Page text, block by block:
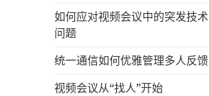
如何应对视频会议中的突发技术
问题
统一通信如何优雅管理多人反馈
视频会议从“找人”开始